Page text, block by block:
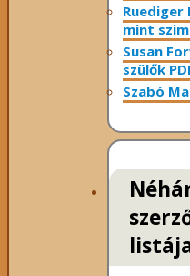
Ruediger
mint
Susan
szülők
Szabó